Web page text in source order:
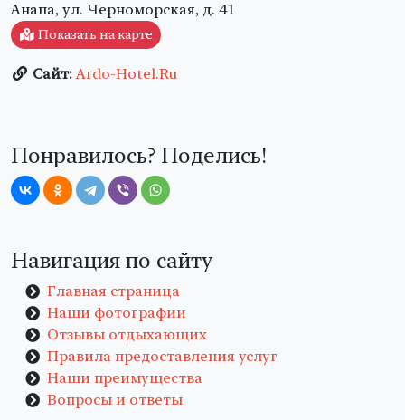
Анапа, ул. Черноморская, д. 41
Показать на карте
Сайт: Ardo-Hotel.Ru
Понравилось? Поделись!
Навигация по сайту
Главная страница
Наши фотографии
Отзывы отдыхающих
Правила предоставления услуг
Наши преимущества
Вопросы и ответы